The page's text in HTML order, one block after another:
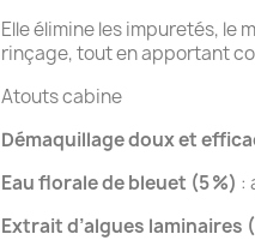
Elle élimine les impuretés, le
rinçage, tout en apportant
Atouts cabine
Démaquillage doux et
Eau florale de bleuet (5 %) :
Extrait d’algues laminaires